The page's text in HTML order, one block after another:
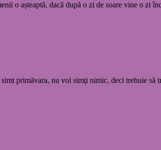
o așteaptă, dacă după o zi de soare vine o zi
primăvara, nu voi simţi nimic, deci trebuie să